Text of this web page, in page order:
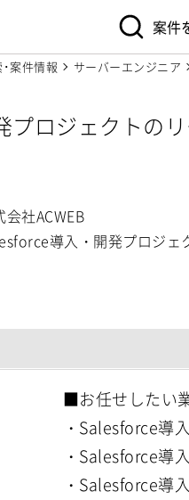
案件
案件情報 サーバーエンジニア
ロジェクトの
会社ACWEB
導入・開発プロジェ
■お任せしたい
・Salesforce導
・Salesforce導
・Salesforce導